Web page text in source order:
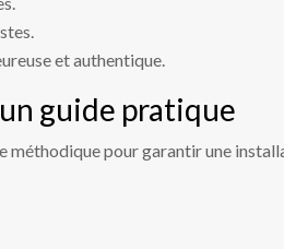
et authentique.
guide pratique
méthodique pour garantir une